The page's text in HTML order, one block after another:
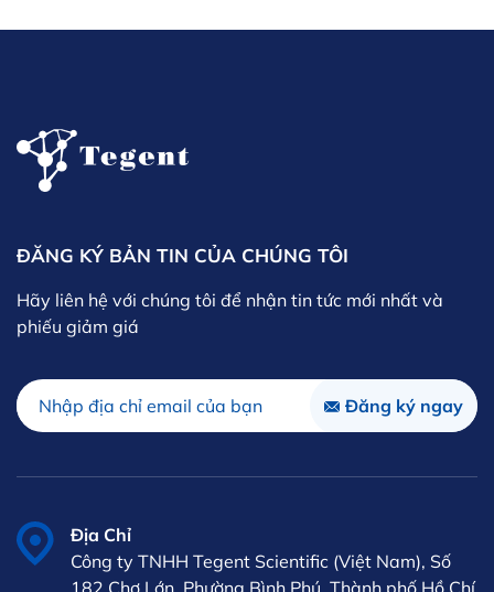
ĐĂNG KÝ BẢN TIN CỦA CHÚNG TÔI
Hãy liên hệ với chúng tôi để nhận tin tức mới nhất và
phiếu giảm giá
Địa Chỉ
Công ty TNHH Tegent Scientific (Việt Nam), Số